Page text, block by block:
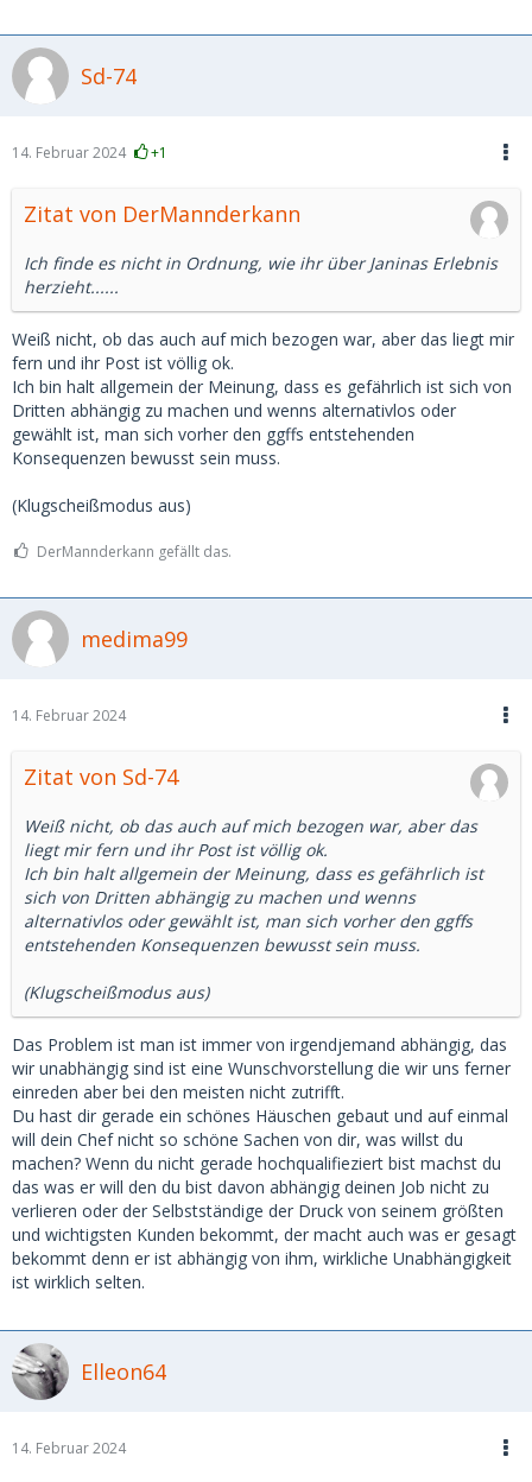
Sd-74
14. Februar 2024 +1
Zitat von DerMannderkann
Ich finde es nicht in Ordnung, wie ihr über Janinas Erlebnis
herzieht......
Weiß nicht, ob das auch auf mich bezogen war, aber das liegt mir
fern und ihr Post ist völlig ok.
Ich bin halt allgemein der Meinung, dass es gefährlich ist sich von
Dritten abhängig zu machen und wenns alternativlos oder
gewählt ist, man sich vorher den ggffs entstehenden
Konsequenzen bewusst sein muss.
(Klugscheißmodus aus)
DerMannderkann gefällt das.
medima99
14. Februar 2024
Zitat von Sd-74
Weiß nicht, ob das auch auf mich bezogen war, aber das
liegt mir fern und ihr Post ist völlig ok.
Ich bin halt allgemein der Meinung, dass es gefährlich ist
sich von Dritten abhängig zu machen und wenns
alternativlos oder gewählt ist, man sich vorher den ggffs
entstehenden Konsequenzen bewusst sein muss.
(Klugscheißmodus aus)
Das Problem ist man ist immer von irgendjemand abhängig, das
wir unabhängig sind ist eine Wunschvorstellung die wir uns ferner
einreden aber bei den meisten nicht zutrifft.
Du hast dir gerade ein schönes Häuschen gebaut und auf einmal
will dein Chef nicht so schöne Sachen von dir, was willst du
machen? Wenn du nicht gerade hochqualifieziert bist machst du
das was er will den du bist davon abhängig deinen Job nicht zu
verlieren oder der Selbstständige der Druck von seinem größten
und wichtigsten Kunden bekommt, der macht auch was er gesagt
bekommt denn er ist abhängig von ihm, wirkliche Unabhängigkeit
ist wirklich selten.
Elleon64
14. Februar 2024